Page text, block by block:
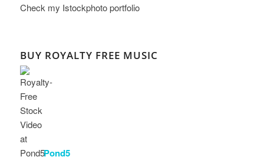
Check my Istockphoto portfolio
BUY ROYALTY FREE MUSIC
Pond5